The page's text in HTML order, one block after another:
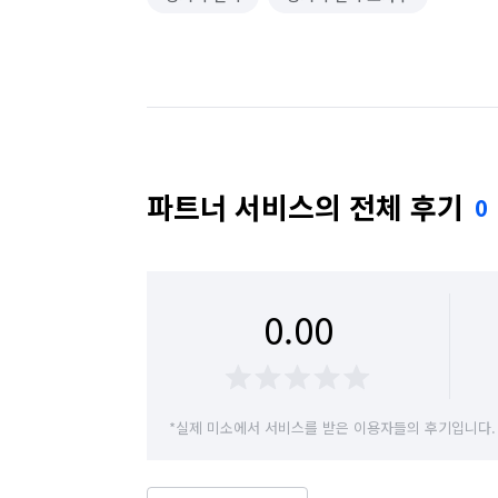
파트너 서비스의 전체 후기 0
0.00
*실제 미소에서 서비스를 받은 이용자들의 후기입니다.